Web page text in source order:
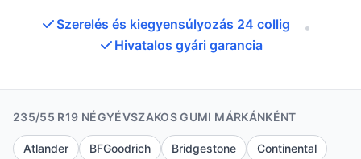
Szerelés és kiegyensúlyozás 24 collig
•
Hivatalos gyári garancia
235/55 R19 NÉGYÉVSZAKOS GUMI MÁRKÁNKÉNT
Atlander BFGoodrich Bridgestone
Continental